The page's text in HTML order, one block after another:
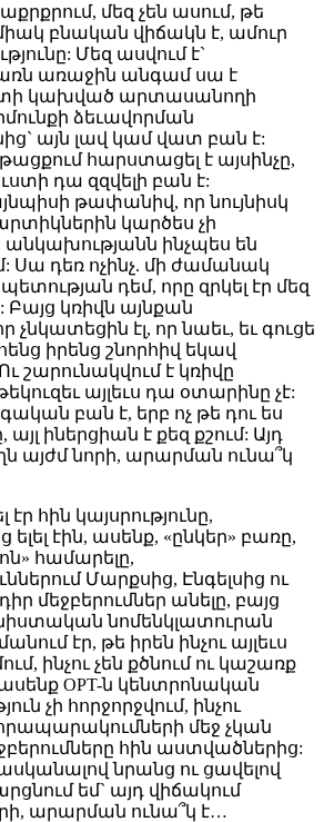
մեզ չեն ասում, թե
բնական վիճակն է, ամուր
Մեզ ասվում է`
առաջին անգամ սա է
կախված արտասանողի
ձեւավորման
այն լավ կամ վատ բան է:
հարստացել է այսինչը,
դա զզվելի բան է:
թափանիվ, որ նույնիսկ
կարծես չի
անկախությանն ինչպես են
Սա դեռ ոչինչ. մի ժամանակ
դեմ, որը զրկել էր մեզ
Բայց կռիվն այնքան
չնկատեցին էլ, որ նաեւ, եւ գուցե
իրենց շնորհիվ եկավ
շարունակվում է կռիվը
այլեւս դա օտարինը չէ:
բան է, երբ ոչ թե դու ես
իներցիան է քեզ քշում: Այդ
այժմ նորի, արարման ունա՞կ
էր հին կայսրությունը,
ելել էին, ասենք, «ընկեր» բառը,
համարելը,
Մարքսից, Էնգելսից ու
մեջբերումներ անելը, բայց
նոմենկլատուրան
էր, թե իրեն ինչու այլեւս
ինչու չեն քծնում ու կաշառք
ասենք OPT-ն կենտրոնական
չի հորջորջվում, ինչու
մեջ չկան
հին աստվածներից:
նրանց ու ցավելով
եմ` այդ վիճակում
արարման ունա՞կ է…